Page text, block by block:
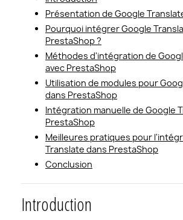
Présentation de Google
Pourquoi intégrer Google
PrestaShop ?
Méthodes d'intégration de
avec PrestaShop
Utilisation de modules pour
dans PrestaShop
Intégration manuelle de Google
PrestaShop
Meilleures pratiques pour
Translate dans PrestaShop
Conclusion
Introduction